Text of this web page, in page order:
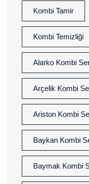
Kombi Tamir
Kombi Temizliği
Alarko Kombi
Arçelik Kombi
Ariston Kombi
Baykan Kombi
Baymak Kombi